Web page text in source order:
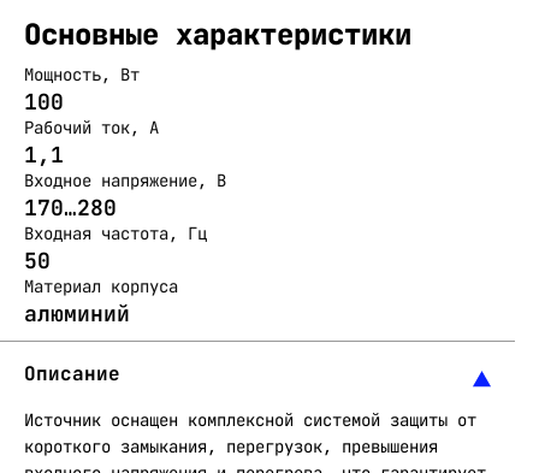
Основные характеристики
Мощность, Вт
100
Рабочий ток, А
1,1
Входное напряжение, В
170…280
Входная частота, Гц
50
Материал корпуса
алюминий
Описание
Источник оснащен комплексной системой защиты от
короткого замыкания, перегрузок, превышения